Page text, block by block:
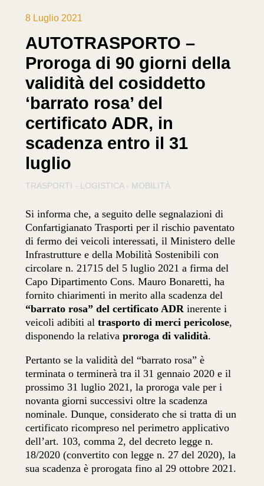
8 Luglio 2021
AUTOTRASPORTO –
Proroga di 90 giorni della
validità del cosiddetto
‘barrato rosa’ del
certificato ADR, in
scadenza entro il 31
luglio
TRASPORTI - LOGISTICA - MOBILITÀ
Si informa che, a seguito delle segnalazioni di
Confartigianato Trasporti per il rischio paventato
di fermo dei veicoli interessati, il Ministero delle
Infrastrutture e della Mobilità Sostenibili con
circolare n. 21715 del 5 luglio 2021 a firma del
Capo Dipartimento Cons. Mauro Bonaretti, ha
fornito chiarimenti in merito alla scadenza del
“barrato rosa” del certificato ADRinerente i
veicoli adibiti altrasporto di merci pericolose,
disponendo la relativaproroga di validità.
Pertanto se la validità del “barrato rosa” è
terminata o terminerà tra il 31 gennaio 2020 e il
prossimo 31 luglio 2021, la proroga vale per i
novanta giorni successivi oltre la scadenza
nominale. Dunque, considerato che si tratta di un
certificato ricompreso nel perimetro applicativo
dell’art. 103, comma 2, del decreto legge n.
18/2020 (convertito con legge n. 27 del 2020), la
sua scadenza è prorogata fino al 29 ottobre 2021.